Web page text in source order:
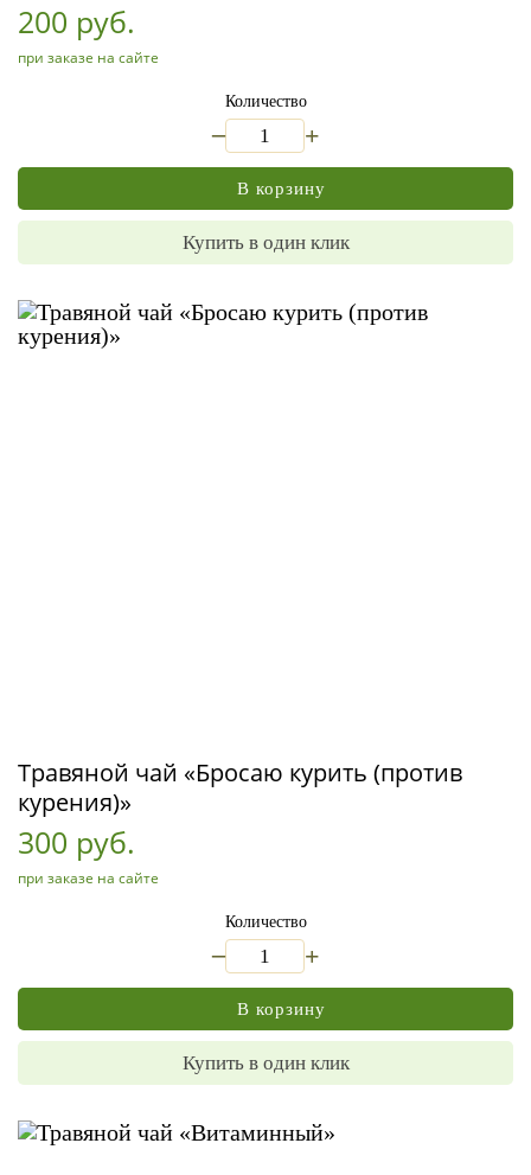
200 руб.
при заказе на сайте
Количество
+
В корзину
Купить в один клик
Травяной чай «Бросаю курить (против
курения)»
300 руб.
при заказе на сайте
Количество
+
В корзину
Купить в один клик